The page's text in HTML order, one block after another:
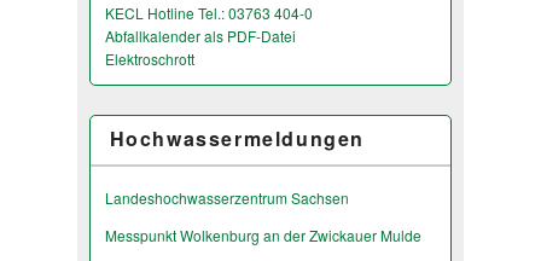
KECL Hotline Tel.: 03763 404-0
Abfallkalender als PDF-Datei
Elektroschrott
Hochwassermeldungen
Landeshochwas­serzentrum Sachsen
Messpunkt Wolkenburg an der Zwickauer Mulde